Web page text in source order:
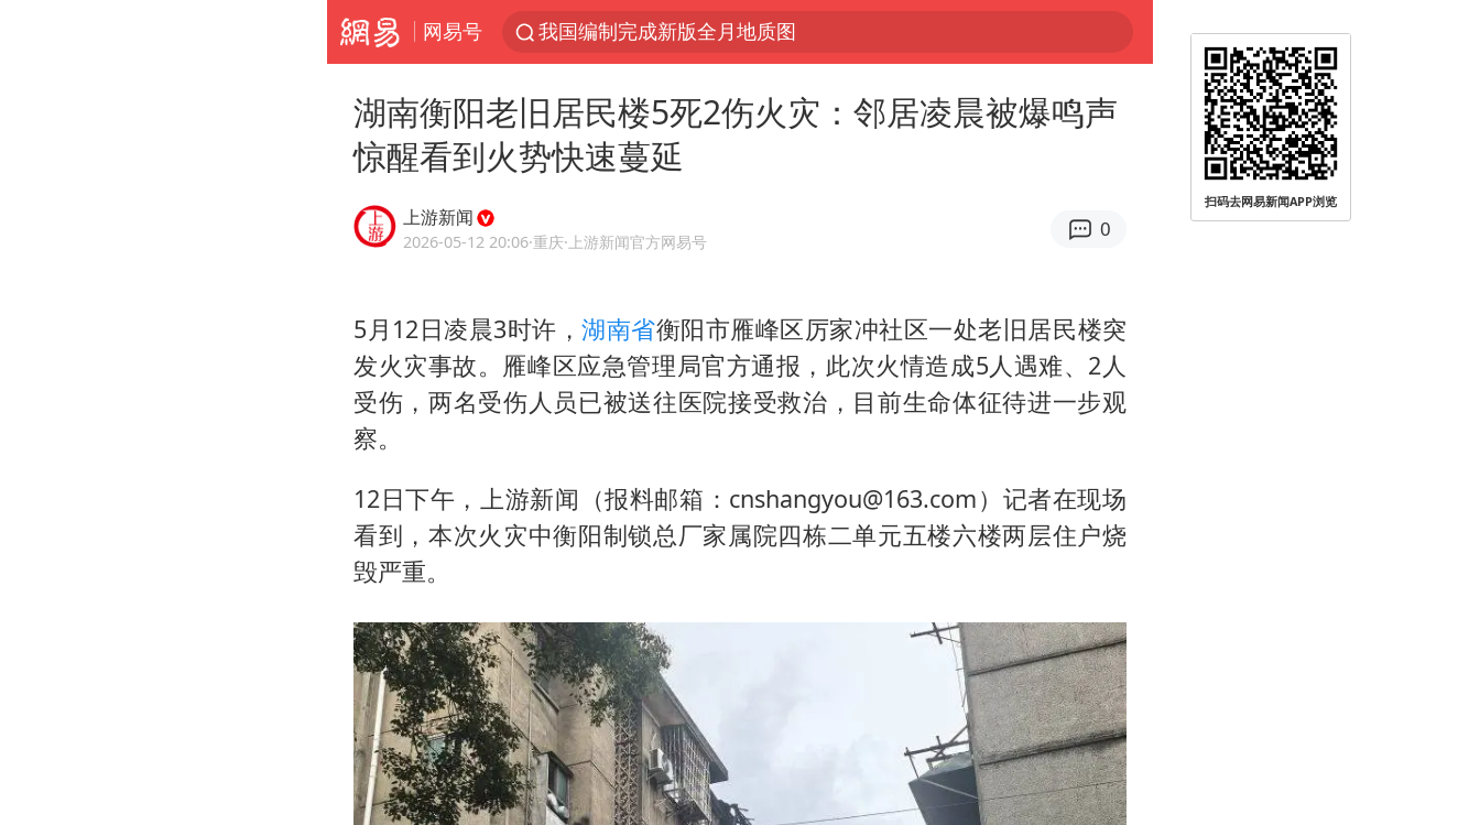
网易号
我国编制完成新版全月地质图
台风白海豚登陆地点更新
看守所辅警收受10万获刑1年
台风白海豚进入48小时警戒线
中方回应是否在太平洋海底开采稀土
哪吒汽车南宁工厂设备降价20%拍卖
佛得角门将亮相智利俱乐部主场
把党建设得更加坚强有力
41岁女子为鼓励女儿考上985研究生
村民谈“梅姨”：叫的其实是“媒姨”
中国养老床位“三连降”
五粮液渠道价一箱上涨近百元
法国下周开始禁止未经同意的电话营销
奋进开新局 实干挑大梁
湖南衡阳老旧居民楼5死2伤火灾：邻居凌晨被爆鸣声
惊醒看到火势快速蔓延
上游新闻
2026-05-12 20:06·重庆·上游新闻官方网易号
0
5月12日凌晨3时许，湖南省衡阳市雁峰区厉家冲社区一处老旧居民楼突
发火灾事故。雁峰区应急管理局官方通报，此次火情造成5人遇难、2人
受伤，两名受伤人员已被送往医院接受救治，目前生命体征待进一步观
察。
12日下午，上游新闻（报料邮箱：cnshangyou@163.com）记者在现场
看到，本次火灾中衡阳制锁总厂家属院四栋二单元五楼六楼两层住户烧
毁严重。
扫码去网易新闻APP浏览